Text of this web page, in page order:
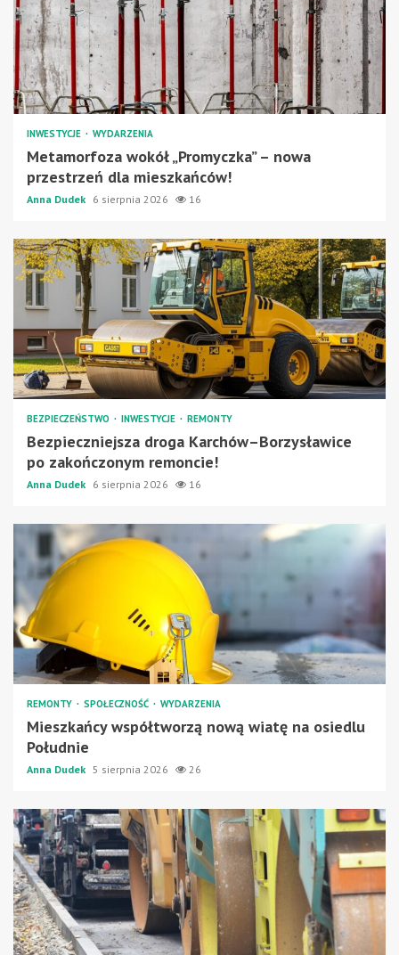
INWESTYCJE WYDARZENIA
Metamorfoza wokół „Promyczka” – nowa
przestrzeń dla mieszkańców!
Anna Dudek 6 sierpnia 2026 16
BEZPIECZEŃSTWO INWESTYCJE REMONTY
Bezpieczniejsza droga Karchów–Borzysławice
po zakończonym remoncie!
Anna Dudek 6 sierpnia 2026 16
REMONTY SPOŁECZNOŚĆ WYDARZENIA
Mieszkańcy współtworzą nową wiatę na osiedlu
Południe
Anna Dudek 5 sierpnia 2026 26